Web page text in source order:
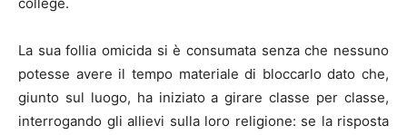
La sua follia omicida si è consumata senza che nessuno
potesse avere il tempo materiale di bloccarlo dato che,
giunto sul luogo, ha iniziato a girare classe per classe,
interrogando gli allievi sulla loro religione: se la risposta